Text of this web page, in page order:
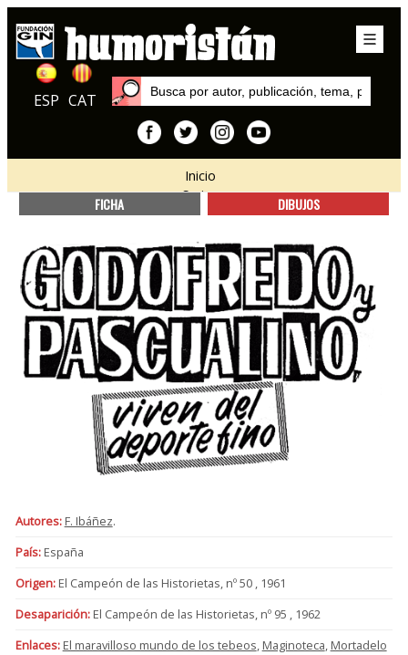
ESP CAT
Inicio
Series
FICHA DIBUJOS
Autores: F. Ibáñez.
País:España
Origen:El Campeón de las Historietas, nº 50 , 1961
Desaparición:El Campeón de las Historietas, nº 95 , 1962
Enlaces: El maravilloso mundo de los tebeos, Maginoteca, Mortadelo